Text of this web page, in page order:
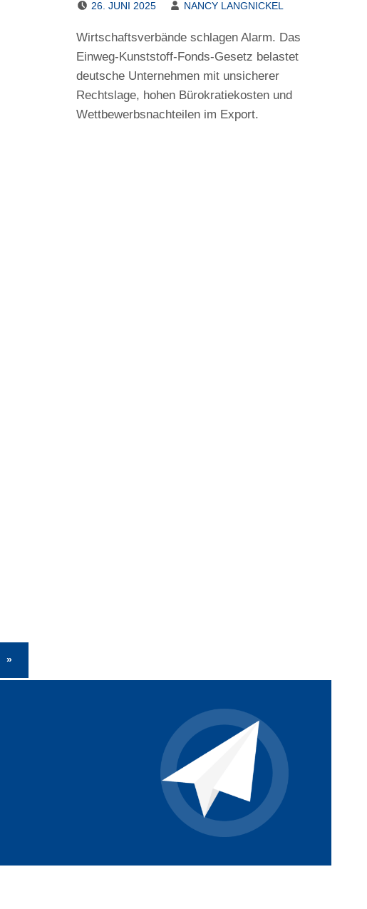
26. JUNI 2025
NANCY LANGNICKEL
Wirtschaftsverbände schlagen Alarm. Das
Einweg-Kunststoff-Fonds-Gesetz belastet
deutsche Unternehmen mit unsicherer
Rechtslage, hohen Bürokratiekosten und
Wettbewerbsnachteilen im Export.
»